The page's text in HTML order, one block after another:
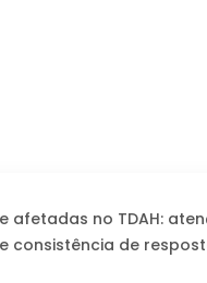
no TDAH:
consistência de